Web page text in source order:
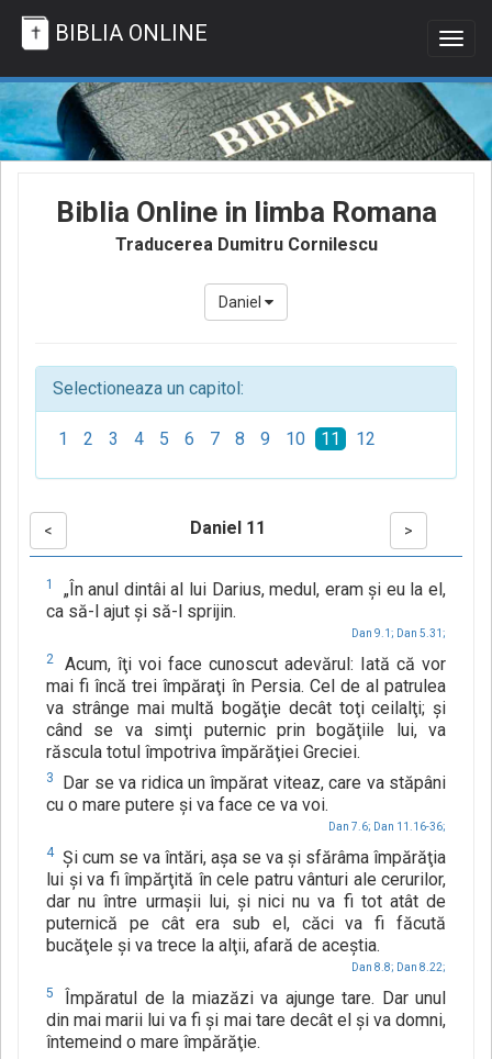
BIBLIA ONLINE
Biblia Online in limba Romana
Traducerea Dumitru Cornilescu
Daniel
Selectioneaza un capitol:
1 2 3 4 5 6 7 8 9 10 11 12
< Daniel 11 >
1
„În anul dintâi al lui Darius, medul, eram şi eu la el,
ca să-l ajut şi să-l sprijin.
Dan 9.1; Dan 5.31;
2
Acum, îţi voi face cunoscut adevărul: Iată că vor
mai fi încă trei împăraţi în Persia. Cel de al patrulea
va strânge mai multă bogăţie decât toţi ceilalţi; şi
când se va simţi puternic prin bogăţiile lui, va
răscula totul împotriva împărăţiei Greciei.
3
Dar se va ridica un împărat viteaz, care va stăpâni
cu o mare putere şi va face ce va voi.
Dan 7.6; Dan 11.16-36;
4 Şi cum se va întări, aşa se va şi sfărâma împărăţia
lui şi va fi împărţită în cele patru vânturi ale cerurilor,
dar nu între urmaşii lui, şi nici nu va fi tot atât de
puternică pe cât era sub el, căci va fi făcută
bucăţele şi va trece la alţii, afară de aceştia.
Dan 8.8; Dan 8.22;
5
Împăratul de la miazăzi va ajunge tare. Dar unul
din mai marii lui va fi şi mai tare decât el şi va domni,
întemeind o mare împărăţie.